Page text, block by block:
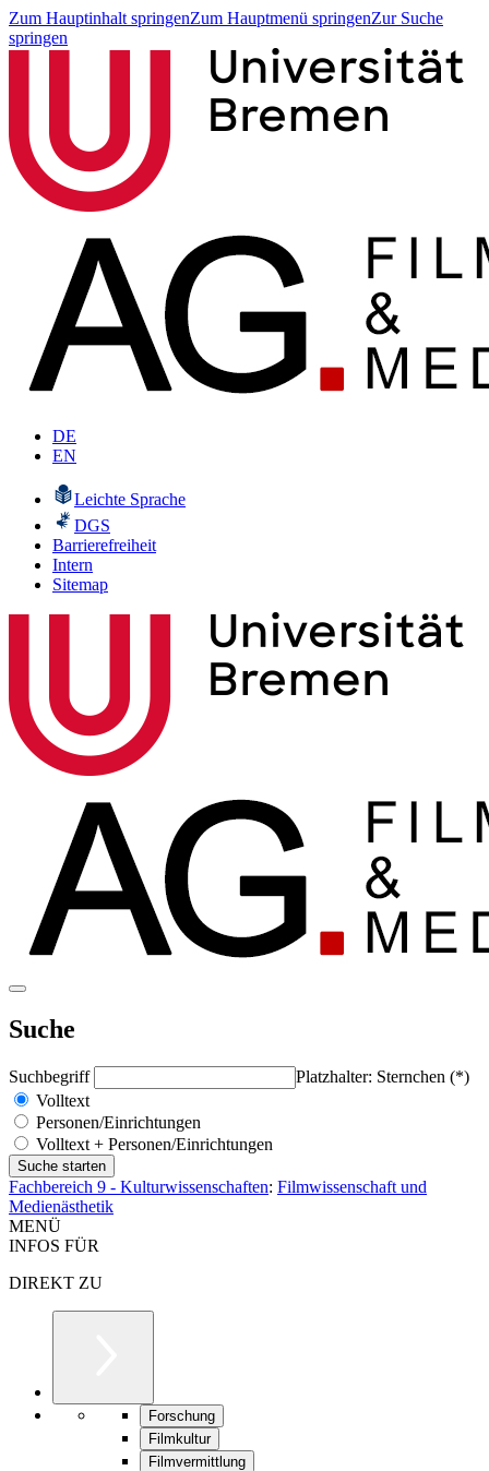
Zum Hauptinhalt springenZum Hauptmenü springenZur Suche
springen
DE
EN
Leichte Sprache
DGS
Barrierefreiheit
Intern
Sitemap
Suche
Suchbegriff
Platzhalter: Sternchen (*)
Volltext
Personen/Einrichtungen
Volltext + Personen/Einrichtungen
Fachbereich 9 - Kulturwissenschaften: Filmwissenschaft und
Medienästhetik
MENÜ
INFOS FÜR
DIREKT ZU
Forschung
Filmkultur
Filmvermittlung